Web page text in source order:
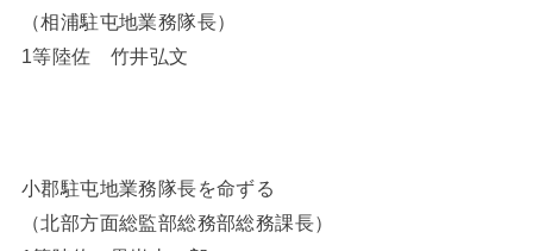
（相浦駐屯地業務隊長）
1等陸佐 竹井弘文
小郡駐屯地業務隊長を命ずる
（北部方面総監部総務部総務課長）